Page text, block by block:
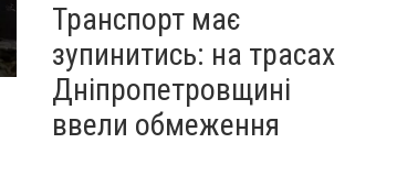
Транспорт має
зупинитись: на трасах
Дніпропетровщині
ввели обмеження